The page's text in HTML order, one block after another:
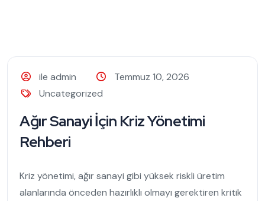
ile admin
Temmuz 10, 2026
Uncategorized
Ağır Sanayi İçin Kriz Yönetimi
Rehberi
Kriz yönetimi, ağır sanayi gibi yüksek riskli üretim
alanlarında önceden hazırlıklı olmayı gerektiren kritik